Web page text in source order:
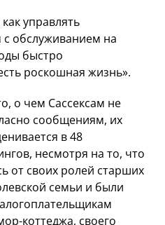
управлять
обслуживанием на
быстро
роскошная жизнь».
о чем Сассексам не
сообщениям, их
в 48
несмотря на то, что
от своих ролей старших
семьи и были
коттеджа, своего